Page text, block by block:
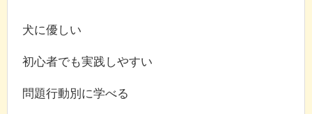
犬に優しい
初心者でも実践しやすい
問題行動別に学べる